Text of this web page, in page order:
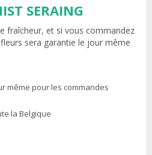
SERAING
fraîcheur, et si vous commandez
sera garantie le jour même
même pour les commandes
la Belgique